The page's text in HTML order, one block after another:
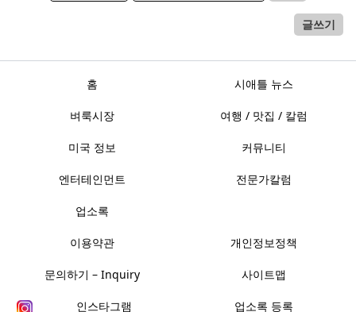
글쓰기
홈 시애틀 뉴스
벼룩시장 여행 / 맛집 / 칼럼
미국 정보 커뮤니티
엔터테인먼트 전문가칼럼
업소록
이용약관 개인정보정책
문의하기 – Inquiry 사이트맵
인스타그램 업소록 등록